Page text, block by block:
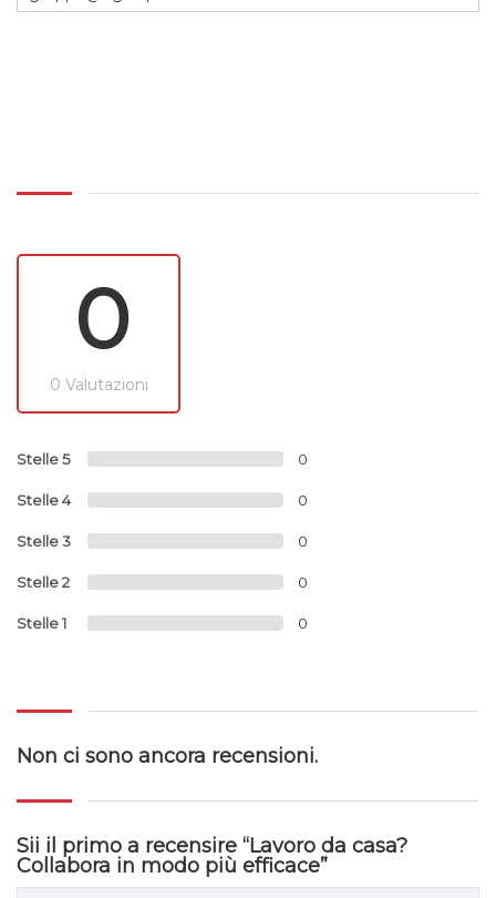
0
0 Valutazioni
Stelle 5 0
Stelle 4 0
Stelle 3 0
Stelle 2 0
Stelle 1 0
Non ci sono ancora recensioni.
Sii il primo a recensire “Lavoro da casa?
Collabora in modo più efficace”